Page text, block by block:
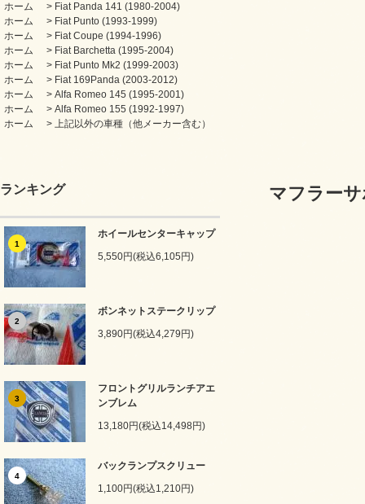
ホーム
> Fiat Panda 141 (1980-2004)
ホーム
> Fiat Punto (1993-1999)
ホーム
> Fiat Coupe (1994-1996)
ホーム
> Fiat Barchetta (1995-2004)
ホーム
> Fiat Punto Mk2 (1999-2003)
ホーム
> Fiat 169Panda (2003-2012)
ホーム
> Alfa Romeo 145 (1995-2001)
ホーム
> Alfa Romeo 155 (1992-1997)
ホーム
> 上記以外の車種（他メーカー含む）
ランキング
1
ホイールセンターキャップ
5,550円(税込6,105円)
2
ボンネットステークリップ
3,890円(税込4,279円)
3
フロントグリルランチアエ
ンブレム
13,180円(税込14,498円)
4
バックランプスクリュー
1,100円(税込1,210円)
マフラー